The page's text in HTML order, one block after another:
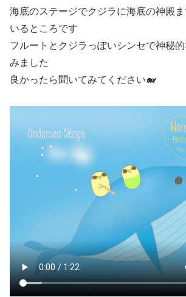
海底のステージでクジラに海底の神殿
いるところです
フルートとクジラっぽいシンセで神秘
みました
良かったら聞いてみてください🐋